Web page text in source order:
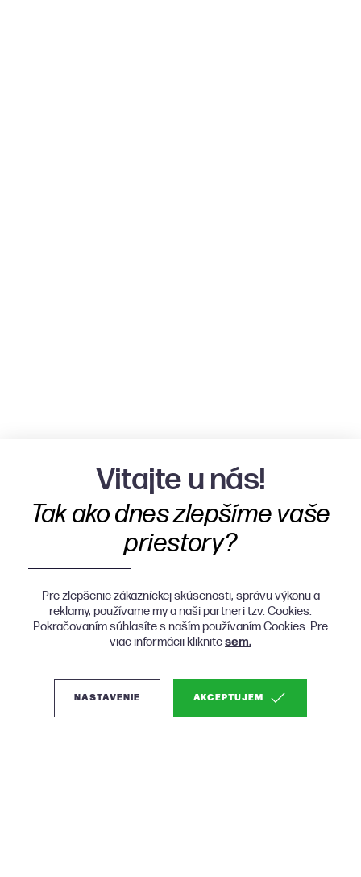
Vitajte u nás!
Tak ako dnes zlepšíme vaše
priestory?
Pre zlepšenie zákazníckej skúsenosti, správu výkonu a
reklamy, používame my a naši partneri tzv. Cookies.
Pokračovaním súhlasíte s naším používaním Cookies. Pre
viac informácii kliknitesem.
AKCEPTUJEM
NASTAVENIE